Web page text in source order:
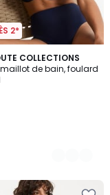
2*
COLLECTIONS
de bain, foulard